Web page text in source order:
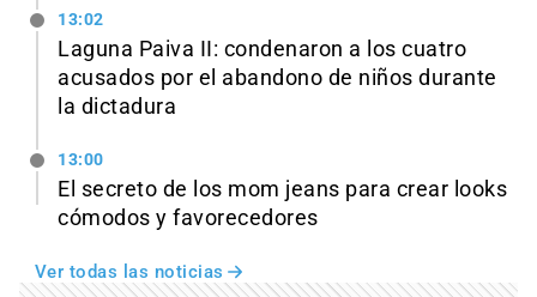
13:02
Laguna Paiva II: condenaron a los cuatro
acusados por el abandono de niños durante
la dictadura
13:00
El secreto de los mom jeans para crear looks
cómodos y favorecedores
Ver todas las noticias